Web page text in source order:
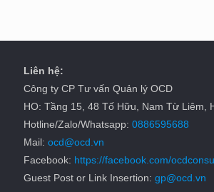
Liên hệ:
Công ty CP Tư vấn Quản lý OCD
HO: Tầng 15, 48 Tố Hữu, Nam Từ Liêm,
Hotline/Zalo/Whatsapp: 0886595688
Mail: ocd@ocd.vn
Facebook: https://facebook.com/
Guest Post or Link Insertion: gp@ocd.vn